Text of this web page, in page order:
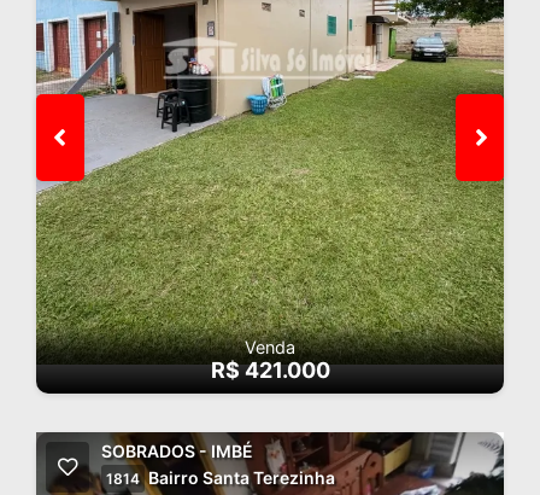
Venda
R$ 421.000
SOBRADOS - IMBÉ
1814 Bairro Santa Terezinha